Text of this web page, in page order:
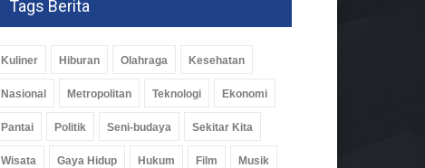
PTPN I Perkuat Branding
Tags Berita
Kuliner Hiburan Olahraga Kesehatan
Nasional Metropolitan Teknologi Ekonomi
Pantai Politik Seni-budaya Sekitar Kita
Wisata Gaya Hidup Hukum Film Musik